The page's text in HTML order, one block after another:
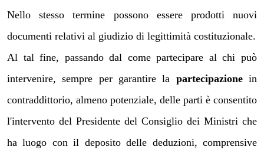
Nello stesso termine possono essere prodotti nuovi
documenti relativi al giudizio di legittimità costituzionale.
Al tal fine, passando dal come partecipare al chi può
intervenire, sempre per garantire la partecipazionein
contraddittorio, almeno potenziale, delle parti è consentito
l'intervento del Presidente del Consiglio dei Ministri che
ha luogo con il deposito delle deduzioni, comprensive